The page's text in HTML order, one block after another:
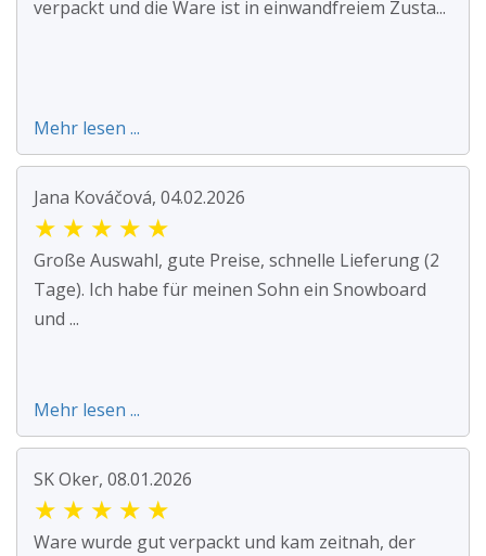
verpackt und die Ware ist in einwandfreiem Zusta...
Mehr lesen ...
Jana Kováčová, 04.02.2026
★ ★ ★ ★ ★
Große Auswahl, gute Preise, schnelle Lieferung (2
Tage). Ich habe für meinen Sohn ein Snowboard
und ...
Mehr lesen ...
SK Oker, 08.01.2026
★ ★ ★ ★ ★
Ware wurde gut verpackt und kam zeitnah, der